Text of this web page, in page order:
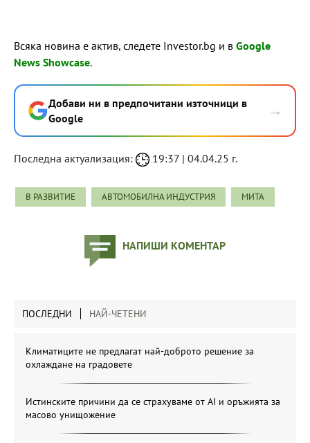
Всяка новина е актив, следете Investor.bg и в Google
News Showcase.
Добави ни в предпочитани източници в
Google
→
Последна актуализация: 19:37 | 04.04.25 г.
В РАЗВИТИЕ АВТОМОБИЛНА ИНДУСТРИЯ МИТА
НАПИШИ КОМЕНТАР
ПОСЛЕДНИ НАЙ-ЧЕТЕНИ
Климатиците не предлагат най-доброто решение за
охлаждане на градовете
Истинските причини да се страхуваме от AI и оръжията за
масово унищожение